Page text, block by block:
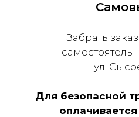
Забрать
ул.
Для безопасной